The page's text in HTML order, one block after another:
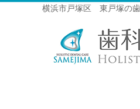
横浜市戸塚区 東戸塚の歯